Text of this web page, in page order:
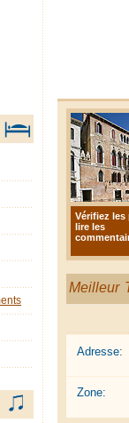
Vérifiez les
lire les
Meilleur
Adresse:
Zone: